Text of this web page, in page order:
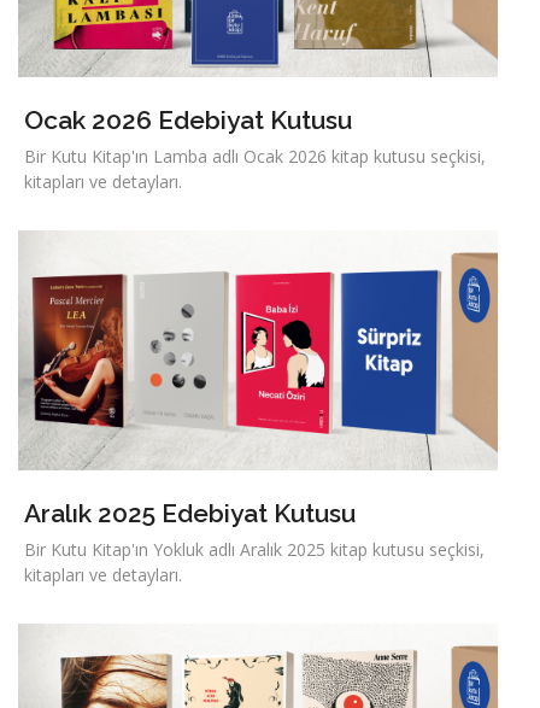
Ocak 2026 Edebiyat Kutusu
Bir Kutu Kitap'ın Lamba adlı Ocak 2026 kitap kutusu seçkisi,
kitapları ve detayları.
Aralık 2025 Edebiyat Kutusu
Bir Kutu Kitap'ın Yokluk adlı Aralık 2025 kitap kutusu seçkisi,
kitapları ve detayları.